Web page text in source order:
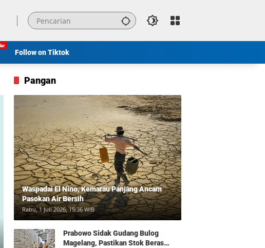
Follow on Tiktok
Pangan
Waspadai El Nino, Kemarau Panjang Ancam
Pasokan Air Bersih
Rabu, 1 Juli 2026, 15:36 WIB
Prabowo Sidak Gudang Bulog
Magelang, Pastikan Stok Beras